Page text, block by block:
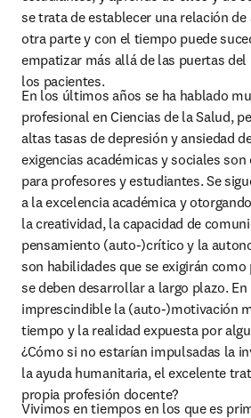
se trata de establecer una relación
otra parte y con el tiempo puede
empatizar más allá de las puertas
los pacientes.
En los últimos años se ha hablado
profesional en Ciencias de la Salud,
altas tasas de depresión y ansiedad
exigencias académicas y sociales son
para profesores y estudiantes. Se
a la excelencia académica y
la creatividad, la capacidad de
pensamiento (auto-)crítico y la
son habilidades que se exigirán
se deben desarrollar a largo plazo.
imprescindible la (auto-)motivación
tiempo y la realidad expuesta por
¿Cómo si no estarían impulsadas la
la ayuda humanitaria, el excelente
propia profesión docente?
Vivimos en tiempos en los que es